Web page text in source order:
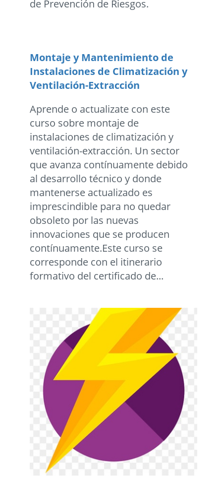
de Prevención de Riesgos.
Montaje y Mantenimiento de
Instalaciones de Climatización y
Ventilación-Extracción
Aprende o actualizate con este
curso sobre montaje de
instalaciones de climatización y
ventilación-extracción. Un sector
que avanza contínuamente debido
al desarrollo técnico y donde
mantenerse actualizado es
imprescindible para no quedar
obsoleto por las nuevas
innovaciones que se producen
contínuamente.Este curso se
corresponde con el itinerario
formativo del certificado de...